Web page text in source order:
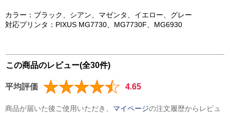
カラー：ブラック、シアン、マゼンタ、イエロー、グレー
対応プリンタ：PIXUS MG7730、MG7730F、MG6930
この商品のレビュー(全30件)
平均評価 4.65
商品が届いた後ご使用いただき、 マイページの注文履歴からレビュ